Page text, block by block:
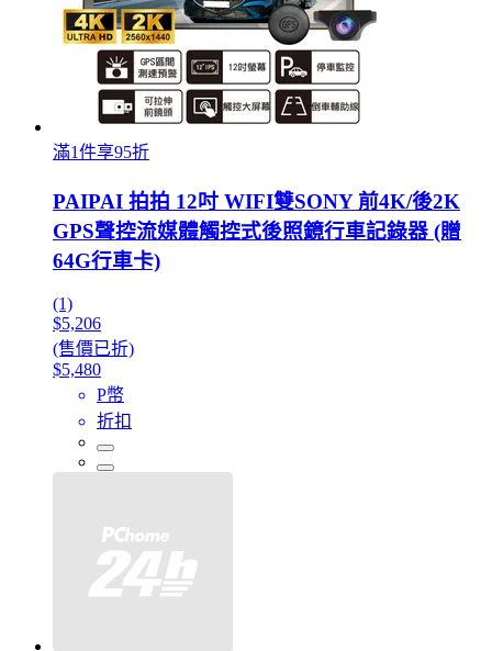
滿1件享95折
PAIPAI 拍拍 12吋 WIFI雙SONY 前4K/後2K
GPS聲控流媒體觸控式後照鏡行車記錄器 (贈
64G行車卡)
(1)
$5,206
(售價已折)
$5,480
P幣
折扣